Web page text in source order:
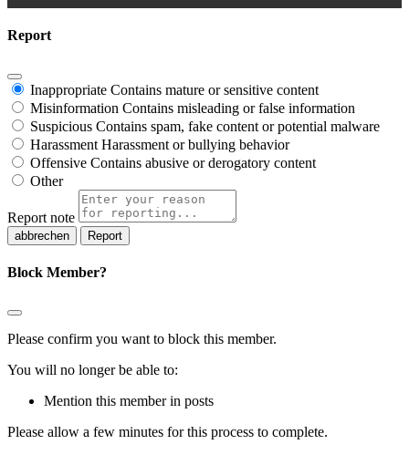
Report
Inappropriate Contains mature or sensitive content
Misinformation Contains misleading or false information
Suspicious Contains spam, fake content or potential malware
Harassment Harassment or bullying behavior
Offensive Contains abusive or derogatory content
Other
Report note
Report
Block Member?
Please confirm you want to block this member.
You will no longer be able to:
Mention this member in posts
Please allow a few minutes for this process to complete.